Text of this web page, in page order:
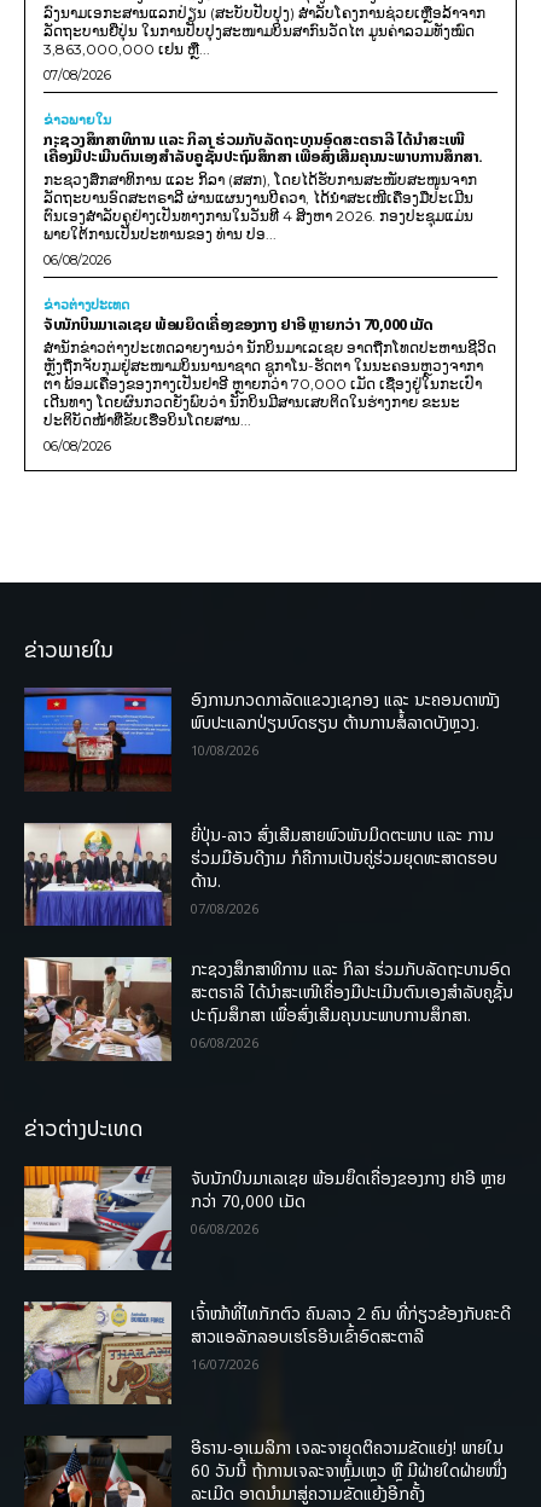
ລົງນາມເອກະສານແລກປ່ຽນ (ສະບັບປັບປຸງ) ສໍາລັບໂຄງການຊ່ວຍເຫຼືອລ້າຈາກ
ລັດຖະບານຍີ່ປຸ່ນ ໃນການປັບປຸງສະໜາມບິນສາກົນວັດໄຕ ມູນຄ່າລວມທັງໝົດ
3,863,000,000 ເຢນ ຫຼື...
07/08/2026
ຂ່າວພາຍ​ໃນ
ກະຊວງສຶກສາທິການ ແລະ ກິລາ ຮ່ວມກັບລັດຖະບານອົດສະຕຣາລີ ໄດ້ນຳສະເໜີ
ເຄື່ອງມືປະເມີນຕົນເອງສຳລັບຄູຊັ້ນປະຖົມສຶກສາ ເພື່ອສົ່ງເສີມຄຸນນະພາບການສຶກສາ.
ກະຊວງສຶກສາທິການ ແລະ ກິລາ (ສສກ), ໂດຍໄດ້ຮັບການສະໜັບສະໜູນຈາກ
ລັດຖະບານອົດສະຕຣາລີ ຜ່ານແຜນງານບີຄວາ, ໄດ້ນຳສະເໜີເຄື່ອງມືປະເມີນ
ຕົນເອງສຳລັບຄູຢ່າງເປັນທາງການໃນວັນທີ 4 ສິງຫາ 2026. ກອງປະຊຸມແມ່ນ
ພາຍໃຕ້ການເປັນປະທານຂອງ ທ່ານ ປອ...
06/08/2026
ຂ່າວຕ່າງປະເທດ
ຈັບນັກບິນມາເລເຊຍ ພ້ອມຍຶດເຄື່ອງຂອງກາງ ຢາອີ ຫຼາຍກວ່າ 70,000 ເມັດ
ສຳນັກຂ່າວຕ່າງປະເທດລາຍງານວ່າ ນັກບິນມາເລເຊຍ ອາດຖືກໂທດປະຫານຊີວິດ
ຫຼັງຖືກຈັບກຸມຢູ່ສະໜາມບິນນານາຊາດ ຊູກາໂນ-ຮັດຕາ ໃນນະຄອນຫຼວງຈາກາ
ຕາ ພ້ອມເຄື່ອງຂອງກາງເປັນຢາອີ ຫຼາຍກວ່າ 70,000 ເມັດ ເຊື່ອງຢູ່ໃນກະເປົາ
ເດີນທາງ ໂດຍຜົນກວດຍັງພົບວ່າ ນັກບິນມີສານເສບຕິດໃນຮ່າງກາຍ ຂະນະ
ປະຕິບັດໜ້າທີ່ຂັບເຮືອບິນໂດຍສານ...
06/08/2026
ຂ່າວພາຍໃນ
ອົງການກວດກາລັດແຂວງເຊກອງ ແລະ ນະຄອນດາໜັງ
ພົບປະແລກປ່ຽນບົດຮຽນ ຕ້ານການສໍ້ລາດບັງຫຼວງ.
10/08/2026
ຍີ່ປຸ່ນ-ລາວ ສົ່ງເສີມສາຍພົວພັນມິດຕະພາບ ແລະ ການ
ຮ່ວມມືອັນດີງາມ ກໍຄືການເປັນຄູ່ຮ່ວມຍຸດທະສາດຮອບ
ດ້ານ.
07/08/2026
ກະຊວງສຶກສາທິການ ແລະ ກິລາ ຮ່ວມກັບລັດຖະບານອົດ
ສະຕຣາລີ ໄດ້ນຳສະເໜີເຄື່ອງມືປະເມີນຕົນເອງສຳລັບຄູຊັ້ນ
ປະຖົມສຶກສາ ເພື່ອສົ່ງເສີມຄຸນນະພາບການສຶກສາ.
06/08/2026
ຂ່າວຕ່າງປະເທດ
ຈັບນັກບິນມາເລເຊຍ ພ້ອມຍຶດເຄື່ອງຂອງກາງ ຢາອີ ຫຼາຍ
ກວ່າ 70,000 ເມັດ
06/08/2026
ເຈົ້າໜ້າທີ່ໄທກັກຕົວ ຄົນລາວ 2 ຄົນ ທີ່ກ່ຽວຂ້ອງກັບຄະດີ
ສາວແອລັກລອບເຮໂຣອີນເຂົ້າອົດສະຕາລີ
16/07/2026
ອີຣານ-ອາເມລິກາ ເຈລະຈາຍຸດຕິຄວາມຂັດແຍ່ງ! ພາຍໃນ
60 ວັນນີ້ ຖ້າການເຈລະຈາຫຼົ້ມເຫຼວ ຫຼື ມີຝ່າຍໃດຝ່າຍໜຶ່ງ
ລະເມີດ ອາດນໍາມາສູ່ຄວາມຂັດແຍ້ງອີກຄັ້ງ